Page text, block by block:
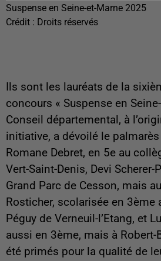
Suspense en Seine-et-Marne 2025
Crédit : Droits réservés
Ils sont les lauréats de la
concours « Suspense en
Conseil départemental, à
initiative, a dévoilé le
Romane Debret, en 5e au
Vert-Saint-Denis, Devi Scherer-
Grand Parc de Cesson, mais
Rosticher, scolarisée en 3ème
Péguy de Verneuil-l’Etang, et
aussi en 3ème, mais à Robert-
été primés pour la qualité de